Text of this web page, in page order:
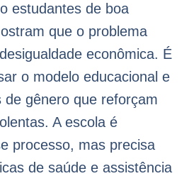
estudantes de boa
que o problema
econômica. É
o modelo educacional e
gênero que reforçam
A escola é
processo, mas precisa
de saúde e assistência